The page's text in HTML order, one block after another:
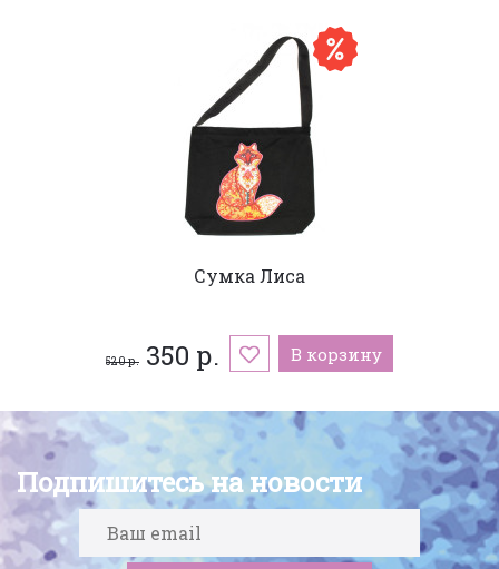
Сумка Лиса
520 р. 350 р. В корзину
Подпишитесь на новости